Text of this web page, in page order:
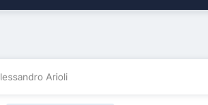
Arioli